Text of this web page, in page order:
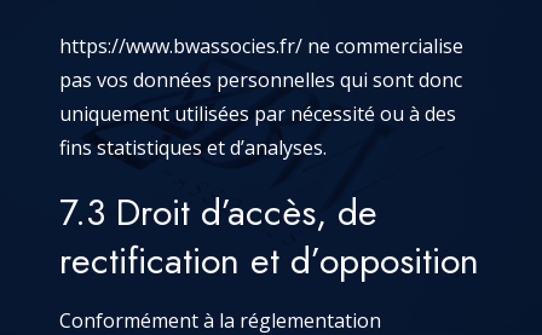
https://www.bwassocies.fr/ ne commercialise
pas vos données personnelles qui sont donc
uniquement utilisées par nécessité ou à des
fins statistiques et d’analyses.
7.3 Droit d’accès, de
rectification et d’opposition
Conformément à la réglementation